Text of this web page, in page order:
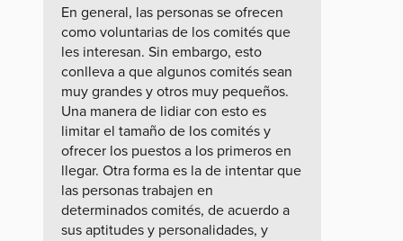
En general, las personas se ofrecen
como voluntarias de los comités que
les interesan. Sin embargo, esto
conlleva a que algunos comités sean
muy grandes y otros muy pequeños.
Una manera de lidiar con esto es
limitar el tamaño de los comités y
ofrecer los puestos a los primeros en
llegar. Otra forma es la de intentar que
las personas trabajen en
determinados comités, de acuerdo a
sus aptitudes y personalidades, y